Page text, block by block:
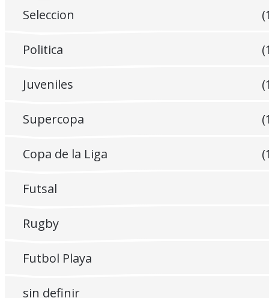
Seleccion
Politica
Juveniles
Supercopa
Copa de la Liga
Futsal
Rugby
Futbol Playa
sin definir